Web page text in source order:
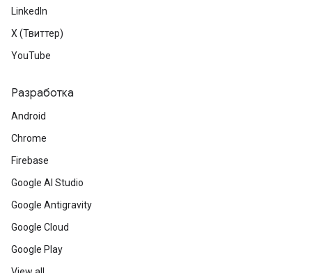
LinkedIn
X (Твиттер)
YouTube
Разработка
Android
Chrome
Firebase
Google AI Studio
Google Antigravity
Google Cloud
Google Play